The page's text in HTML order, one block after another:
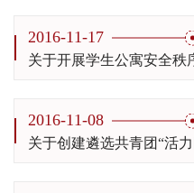
2016-11-17
2016-11-08
关于创建遴选共青团“活